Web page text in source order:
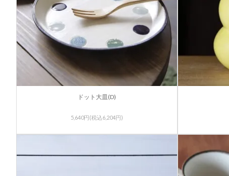
ドット大皿(D)
5,640円(税込6,204円)